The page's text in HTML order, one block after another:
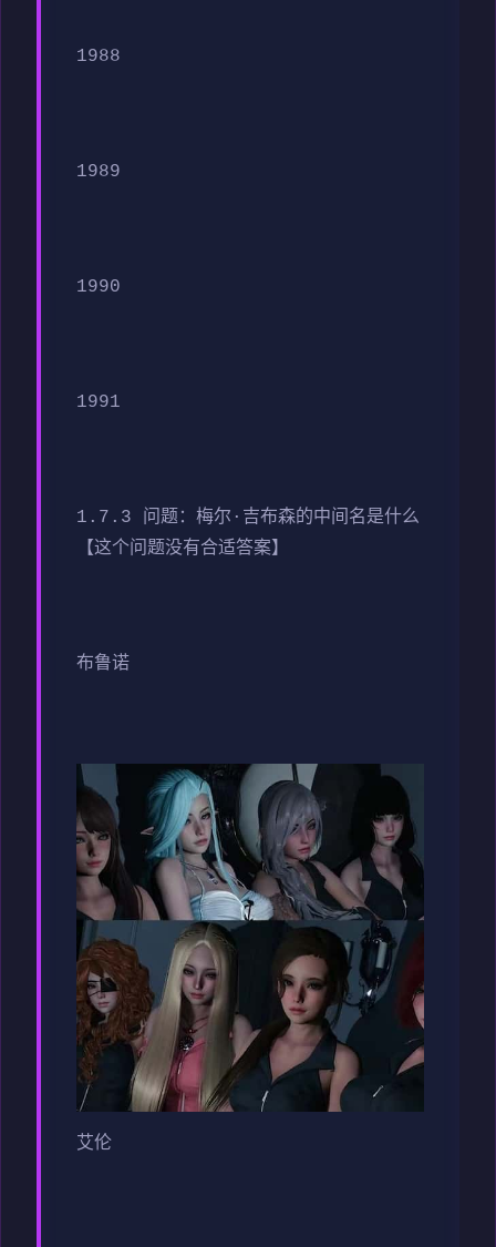
1988
1989
1990
1991
1.7.3 问题：梅尔·吉布森的中间名是什么
【这个问题没有合适答案】
布鲁诺
艾伦